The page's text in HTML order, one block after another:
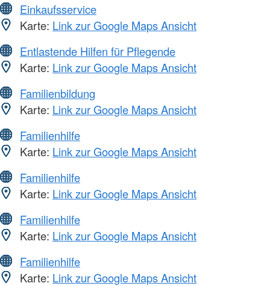
Einkaufsservice
Karte: Link zur Google Maps Ansicht
Entlastende Hilfen für Pflegende
Karte: Link zur Google Maps Ansicht
Familienbildung
Karte: Link zur Google Maps Ansicht
Familienhilfe
Karte: Link zur Google Maps Ansicht
Familienhilfe
Karte: Link zur Google Maps Ansicht
Familienhilfe
Karte: Link zur Google Maps Ansicht
Familienhilfe
Karte: Link zur Google Maps Ansicht